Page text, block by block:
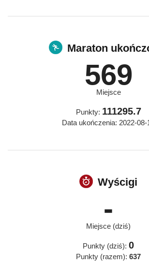
Maraton
569
Miejsce
Punkty: 111295.7
Data ukończenia: 2022-08-
Wyścigi
-
Miejsce (dziś)
Punkty (dziś): 0
Punkty (razem): 637